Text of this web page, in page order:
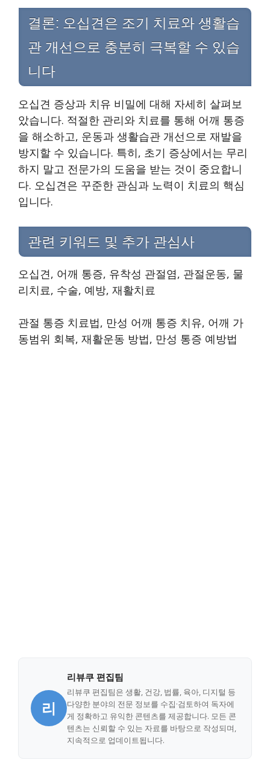
결론: 오십견은 조기 치료와 생활습
관 개선으로 충분히 극복할 수 있습
니다
오십견 증상과 치유 비밀에 대해 자세히 살펴보
았습니다. 적절한 관리와 치료를 통해 어깨 통증
을 해소하고, 운동과 생활습관 개선으로 재발을
방지할 수 있습니다. 특히, 초기 증상에서는 무리
하지 말고 전문가의 도움을 받는 것이 중요합니
다. 오십견은 꾸준한 관심과 노력이 치료의 핵심
입니다.
관련 키워드 및 추가 관심사
오십견, 어깨 통증, 유착성 관절염, 관절운동, 물
리치료, 수술, 예방, 재활치료
관절 통증 치료법, 만성 어깨 통증 치유, 어깨 가
동범위 회복, 재활운동 방법, 만성 통증 예방법
리
리뷰쿠 편집팀
리뷰쿠 편집팀은 생활, 건강, 법률, 육아, 디지털 등
다양한 분야의 전문 정보를 수집·검토하여 독자에
게 정확하고 유익한 콘텐츠를 제공합니다. 모든 콘
텐츠는 신뢰할 수 있는 자료를 바탕으로 작성되며,
지속적으로 업데이트됩니다.